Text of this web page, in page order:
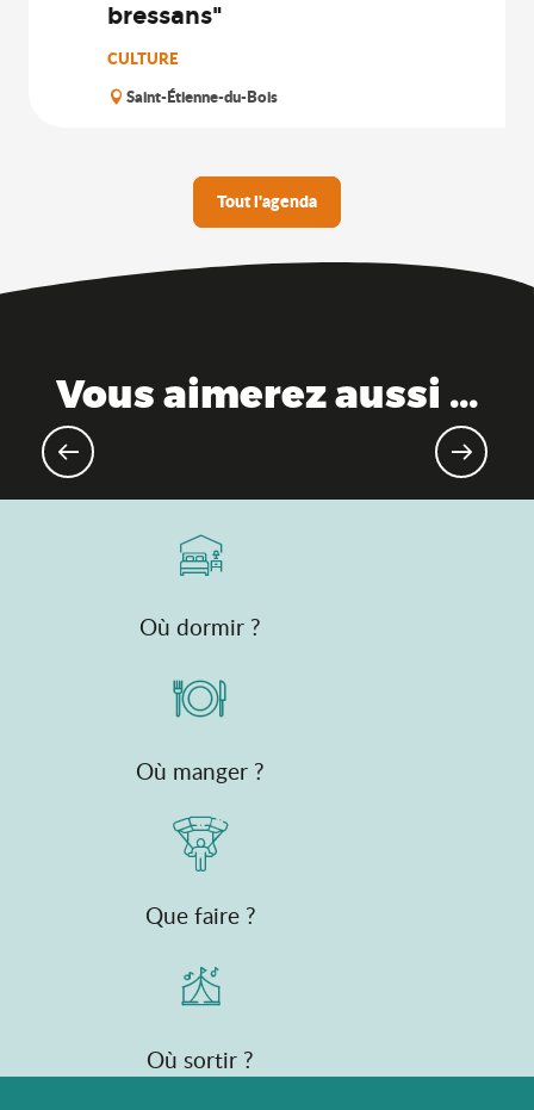
bressans"
CULTURE
Saint-Étienne-du-Bois
Tout l'agenda
Vous aimerez aussi ...
Evénements gourmands & marchés
Où dormir ?
Où manger ?
Que faire ?
Où sortir ?